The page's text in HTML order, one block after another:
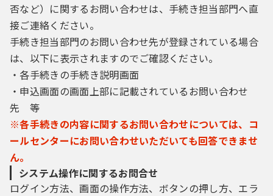
否など）に関するお問い合わせは、手続き担当部門へ直
接ご連絡ください。
手続き担当部門のお問い合わせ先が登録されている場合
は、以下に表示されますのでご確認ください。
・各手続きの手続き説明画面
・申込画面の画面上部に記載されているお問い合わせ
先 等
※各手続きの内容に関するお問い合わせについては、コ
ールセンターにお問い合わせいただいても回答できませ
ん。
システム操作に関するお問合せ
ログイン方法、画面の操作方法、ボタンの押し方、エラ